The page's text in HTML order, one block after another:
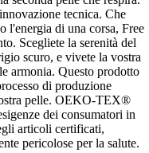
tecnica. Che
l'energia di una corsa, Free
Scegliete la serenità del
scuro, e vivete la vostra
armonia. Questo prodotto
di produzione
pelle. OEKO-TEX®
dei consumatori in
articoli certificati,
pericolose per la salute.